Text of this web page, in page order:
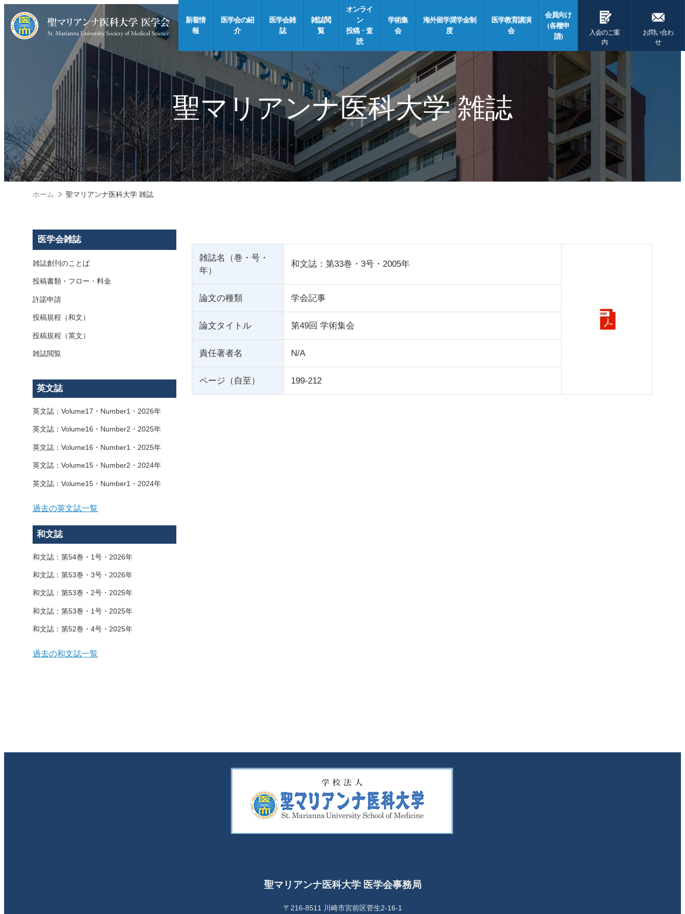
新着情
報
医学会の紹
介
医学会雑
誌
雑誌閲
覧
オンライ
ン
投稿・査
読
学術集
会
海外留学奨学金制
度
医学教育講演
会
会員向け
(各種申
請)
G
入会のご案
内
F
お問い合わ
せ
聖マリアンナ医科大学 雑誌
ホーム 聖マリアンナ医科大学 雑誌
雑誌名（巻・号・
年）
和文誌：第33巻・3号・2005年
論文の種類 学会記事
論文タイトル 第49回 学術集会
責任著者名 N/A
ページ（自至） 199-212
医学会雑誌
雑誌創刊のことば
投稿書類・フロー・料金
許諾申請
投稿規程（和文）
投稿規程（英文）
雑誌閲覧
英文誌
英文誌：Volume17・Number1・2026年
英文誌：Volume16・Number2・2025年
英文誌：Volume16・Number1・2025年
英文誌：Volume15・Number2・2024年
英文誌：Volume15・Number1・2024年
過去の英文誌一覧
和文誌
和文誌：第54巻・1号・2026年
和文誌：第53巻・3号・2026年
和文誌：第53巻・2号・2025年
和文誌：第53巻・1号・2025年
和文誌：第52巻・4号・2025年
過去の和文誌一覧
聖マリアンナ医科大学 医学会事務局
〒216-8511 川崎市宮前区菅生2-16-1